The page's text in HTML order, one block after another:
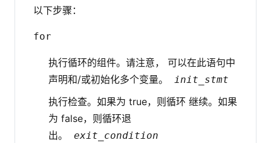
以下步骤：
for
执行循环的组件。请注意， 可以在此语句中
声明和/或初始化多个变量。
init_stmt
执行检查。如果为 true，则循环 继续。如果
为 false，则循环退
出。
exit_condition